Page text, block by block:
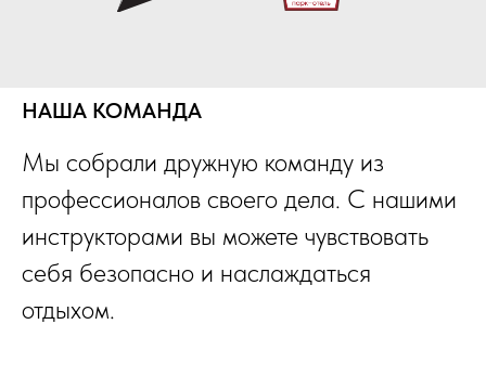
НАША КОМАНДА
Мы собрали дружную команду из
профессионалов своего дела. С нашими
инструкторами вы можете чувствовать
себя безопасно и наслаждаться
отдыхом.